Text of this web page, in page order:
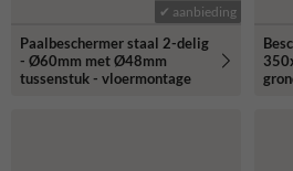
✔ aanbieding
Paalbeschermer staal 2-delig
- Ø60mm met Ø48mm
tussenstuk - vloermontage